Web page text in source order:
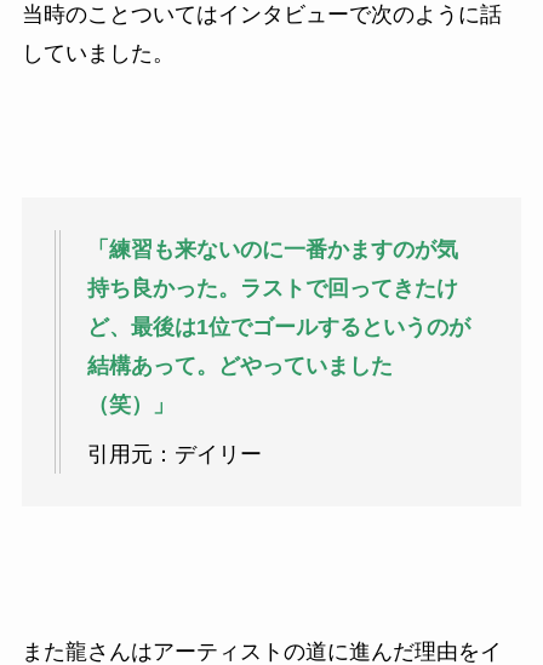
当時のことついてはインタビューで次のように話
していました。
「練習も来ないのに一番かますのが気
持ち良かった。ラストで回ってきたけ
ど、最後は1位でゴールするというのが
結構あって。どやっていました
（笑）」
引用元：デイリー
また龍さんはアーティストの道に進んだ理由をイ